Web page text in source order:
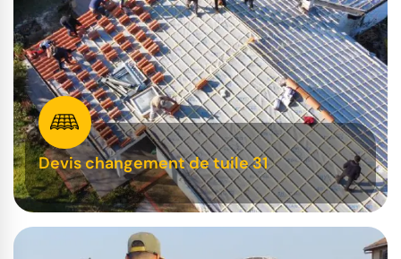
Devis changement de tuile 31